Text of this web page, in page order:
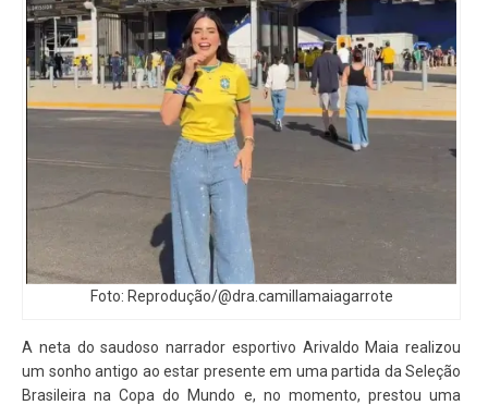
Foto: Reprodução/@dra.camillamaiagarrote
A neta do saudoso narrador esportivo Arivaldo Maia realizou
um sonho antigo ao estar presente em uma partida da Seleção
Brasileira na Copa do Mundo e, no momento, prestou uma